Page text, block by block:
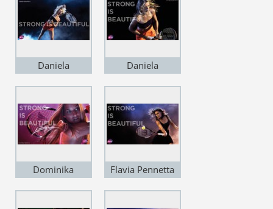
Daniela
Daniela
Dominika
Flavia Pennetta